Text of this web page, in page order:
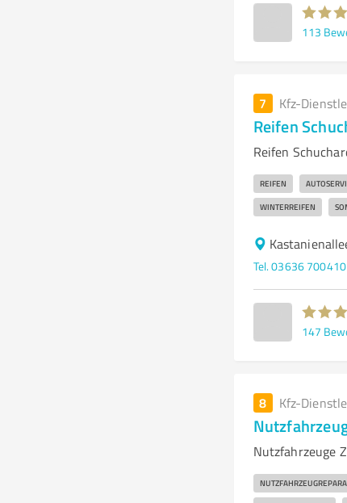
113
7 Kfz-
Reifen
Reifen
REIFEN
WINTERREIFEN
Tel. 03636 700410
147
8 Kfz-
Nutzfahrzeuge